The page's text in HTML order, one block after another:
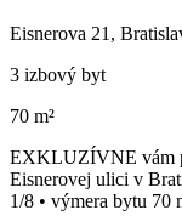
Eisnerova 21,
3 izbový byt
70 m²
EXKLUZÍVNE vám
Eisnerovej ulici v
1/8 • výmera bytu 70